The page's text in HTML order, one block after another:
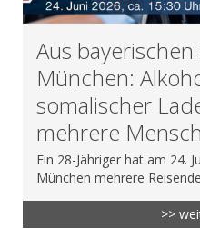
Aus
München:
somalischer
mehrere
Ein 28-Jähriger hat am 24.
München mehrere
>>